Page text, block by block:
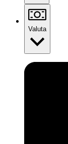
Valuta